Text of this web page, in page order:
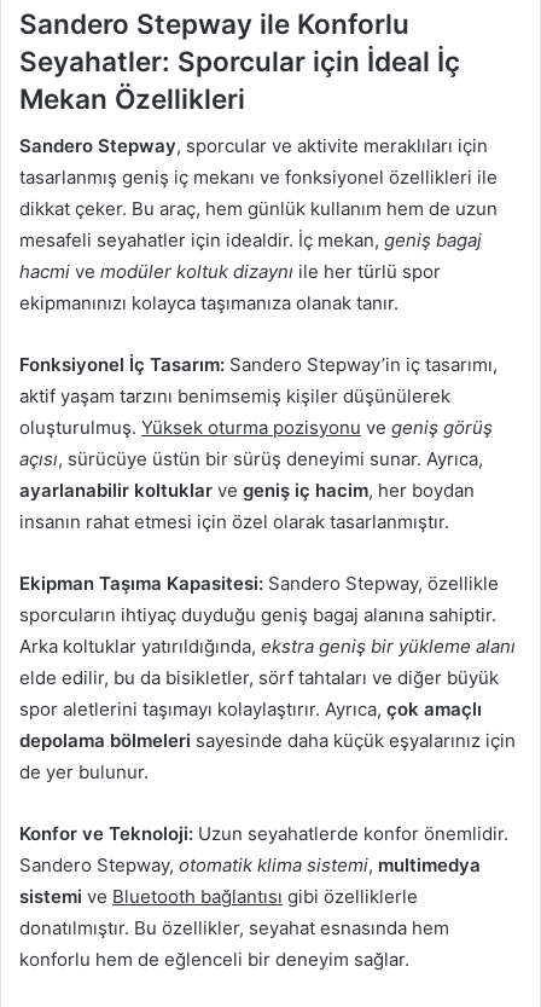
Sandero Stepway ile Konforlu
Seyahatler: Sporcular için İdeal İç
Mekan Özellikleri
Sandero Stepway, sporcular ve aktivite meraklıları için
tasarlanmış geniş iç mekanı ve fonksiyonel özellikleri ile
dikkat çeker. Bu araç, hem günlük kullanım hem de uzun
mesafeli seyahatler için idealdir. İç mekan, geniş bagaj
hacmi ve modüler koltuk dizaynı ile her türlü spor
ekipmanınızı kolayca taşımanıza olanak tanır.
Fonksiyonel İç Tasarım: Sandero Stepway’in iç tasarımı,
aktif yaşam tarzını benimsemiş kişiler düşünülerek
oluşturulmuş. Yüksek oturma pozisyonu ve geniş görüş
açısı, sürücüye üstün bir sürüş deneyimi sunar. Ayrıca,
ayarlanabilir koltuklar ve geniş iç hacim, her boydan
insanın rahat etmesi için özel olarak tasarlanmıştır.
Ekipman Taşıma Kapasitesi: Sandero Stepway, özellikle
sporcuların ihtiyaç duyduğu geniş bagaj alanına sahiptir.
Arka koltuklar yatırıldığında, ekstra geniş bir yükleme alanı
elde edilir, bu da bisikletler, sörf tahtaları ve diğer büyük
spor aletlerini taşımayı kolaylaştırır. Ayrıca, çok amaçlı
depolama bölmeleri sayesinde daha küçük eşyalarınız için
de yer bulunur.
Konfor ve Teknoloji: Uzun seyahatlerde konfor önemlidir.
Sandero Stepway, otomatik klima sistemi, multimedya
sistemi ve Bluetooth bağlantısı gibi özelliklerle
donatılmıştır. Bu özellikler, seyahat esnasında hem
konforlu hem de eğlenceli bir deneyim sağlar.